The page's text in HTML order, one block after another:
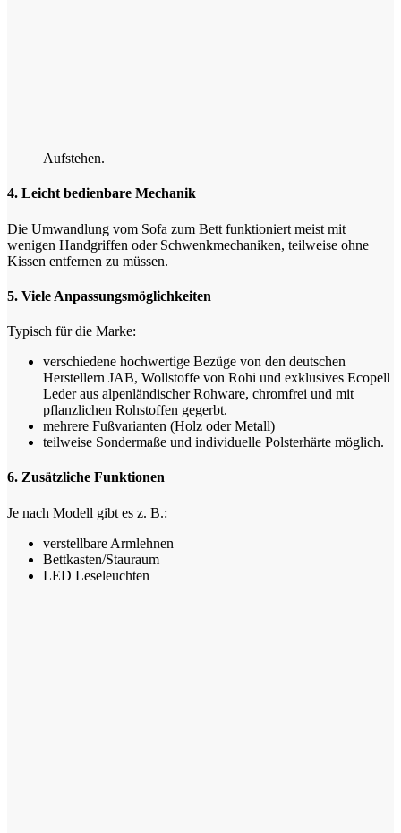
Aufstehen.
4. Leicht bedienbare Mechanik
Die Umwandlung vom Sofa zum Bett funktioniert meist mit
wenigen Handgriffen oder Schwenkmechaniken, teilweise ohne
Kissen entfernen zu müssen.
5. Viele Anpassungsmöglichkeiten
Typisch für die Marke:
verschiedene hochwertige Bezüge von den deutschen
Herstellern JAB, Wollstoffe von Rohi und exklusives Ecopell
Leder aus alpenländischer Rohware, chromfrei und mit
pflanzlichen Rohstoffen gegerbt.
mehrere Fußvarianten (Holz oder Metall)
teilweise Sondermaße und individuelle Polsterhärte möglich.
6. Zusätzliche Funktionen
Je nach Modell gibt es z. B.:
verstellbare Armlehnen
Bettkasten/Stauraum
LED Leseleuchten